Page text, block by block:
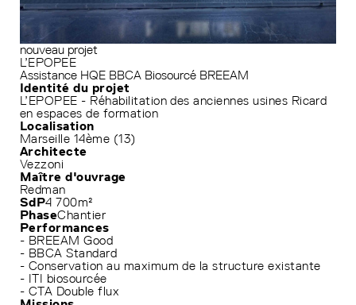
nouveau projet
L’EPOPEE
Assistance HQE BBCA Biosourcé BREEAM
Identité du projet
L’EPOPEE - Réhabilitation des anciennes usines Ricard
en espaces de formation
Localisation
Marseille 14ème (13)
Architecte
Vezzoni
Maître d'ouvrage
Redman
SdP4 700m²
PhaseChantier
Performances
- BREEAM Good
- BBCA Standard
- Conservation au maximum de la structure existante
- ITI biosourcée
- CTA Double flux